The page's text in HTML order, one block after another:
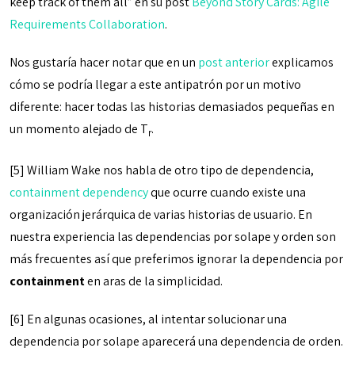
Requirements Collaboration.
Nos gustaría hacer notar que en un post anteriorexplicamos
cómo se podría llegar a este antipatrón por un motivo
diferente: hacer todas las historias demasiados pequeñas en
un momento alejado de Tr.
[5] William Wake nos habla de otro tipo de dependencia,
containment dependencyque ocurre cuando existe una
organización jerárquica de varias historias de usuario. En
nuestra experiencia las dependencias por solape y orden son
más frecuentes así que preferimos ignorar la dependencia por
containmenten aras de la simplicidad.
[6] En algunas ocasiones, al intentar solucionar una
dependencia por solape aparecerá una dependencia de orden.